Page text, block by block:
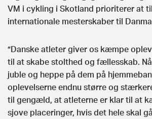
VM i cykling i Skotland prioriterer at
internationale mesterskaber til
”Danske atleter giver os kæmpe
til at skabe stolthed og fællesskab.
juble og heppe på dem på
oplevelserne endnu større og
til gengæld, at atleterne er klar til at
sjove placeringer, hvis det hele skal